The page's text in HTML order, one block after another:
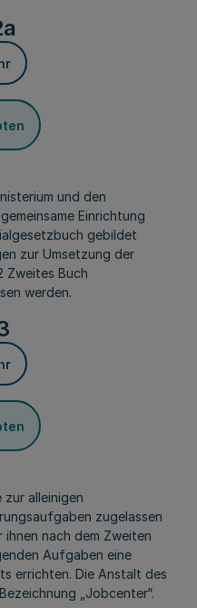
und den
Einrichtung
gebildet
zur Umsetzung der
Zweites Buch
werden.
zur alleinigen
zugelassen
nach dem Zweiten
Aufgaben eine
errichten. Die Anstalt des
„Jobcenter“.